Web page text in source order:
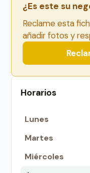
¿Es este su
Reclame esta
añadir fotos y
Horarios
Lunes
Martes
Miércoles